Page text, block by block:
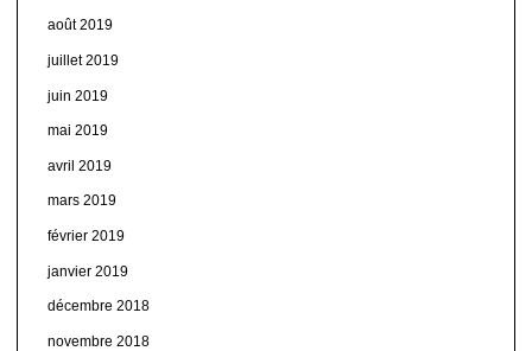
août 2019
juillet 2019
juin 2019
mai 2019
avril 2019
mars 2019
février 2019
janvier 2019
décembre 2018
novembre 2018